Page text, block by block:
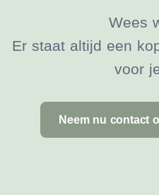
Wees
Er staat altijd een
voor
Neem nu contact